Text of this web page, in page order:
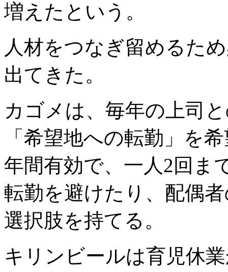
増えたという。
人材をつなぎ留めるた
出てきた。
カゴメは、毎年の上司
「希望地への転勤」を
年間有効で、一人2回ま
転勤を避けたり、配偶
選択肢を持てる。
キリンビールは育児休